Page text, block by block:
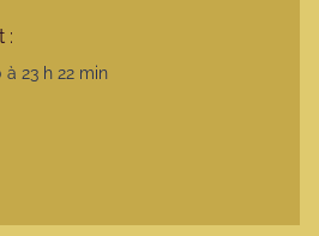
:
à 23 h 22 min